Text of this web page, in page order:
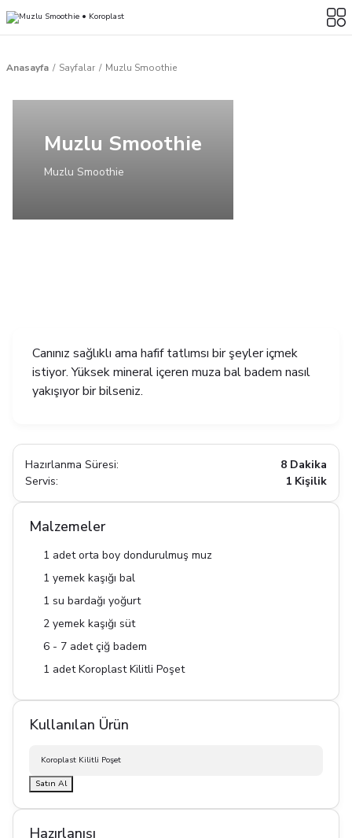
Anasayfa Sayfalar Muzlu Smoothie
Muzlu Smoothie
Muzlu Smoothie
Canınız sağlıklı ama hafif tatlımsı bir şeyler içmek
istiyor. Yüksek mineral içeren muza bal badem nasıl
yakışıyor bir bilseniz.
Hazırlanma Süresi:
8 Dakika
Servis:
1 Kişilik
Malzemeler
1 adet orta boy dondurulmuş muz
1 yemek kaşığı bal
1 su bardağı yoğurt
2 yemek kaşığı süt
6 - 7 adet çiğ badem
1 adet Koroplast Kilitli Poşet
Kullanılan Ürün
Koroplast Kilitli Poşet
Satın Al
Hazırlanışı